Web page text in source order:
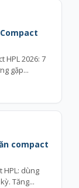
HPL 2026: 7
gặp...
compact
HPL: dùng
Tăng...